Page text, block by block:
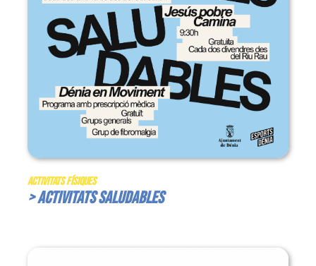
Activitats Físiques
> Activitats Saludables